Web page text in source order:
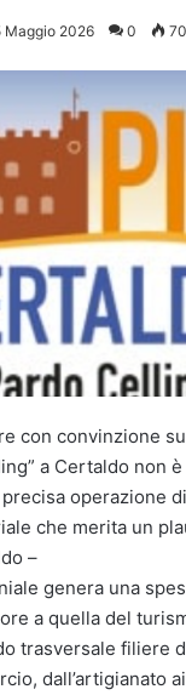
Maggio 2026 0 70
con convinzione
a Certaldo non
operazione
che merita un
–
genera una
a quella del
trasversale filiere
dall’artigianato